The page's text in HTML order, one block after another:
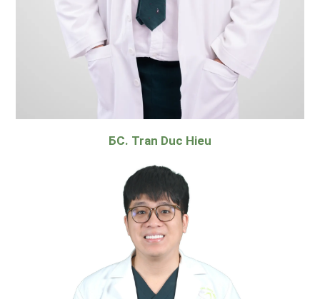
БС. Tran Duc Hieu